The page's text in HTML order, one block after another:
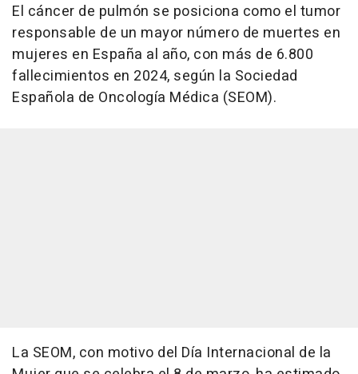
El cáncer de pulmón se posiciona como el tumor
responsable de un mayor número de muertes en
mujeres en España al año, con más de 6.800
fallecimientos en 2024, según la Sociedad
Española de Oncología Médica (SEOM).
La SEOM, con motivo del Día Internacional de la